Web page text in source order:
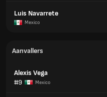
Luis Navarrete
Mexico
Aanvallers
Alexis Vega
#9
Mexico